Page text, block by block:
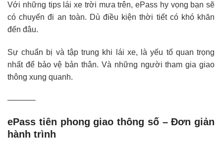
Với những tips lái xe trời mưa trên, ePass hy vọng bạn sẽ
có chuyến đi an toàn. Dù điều kiện thời tiết có khó khăn
đến đâu.
Sự chuẩn bị và tập trung khi lái xe, là yếu tố quan trọng
nhất để bảo vệ bản thân. Và những người tham gia giao
thông xung quanh.
———–
ePass tiên phong giao thông số – Đơn giản
hành trình